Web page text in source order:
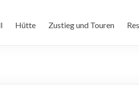
Hütte Zustieg und Touren